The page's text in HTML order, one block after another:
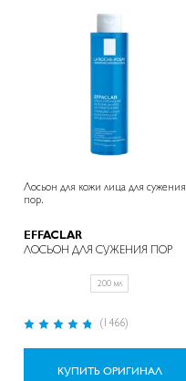
Лосьон для кожи лица для сужения
пор.
EFFACLAR
ЛОСЬОН ДЛЯ СУЖЕНИЯ ПОР
200 мл
Рейтинг:
(1466)
КУПИТЬ ОРИГИНАЛ